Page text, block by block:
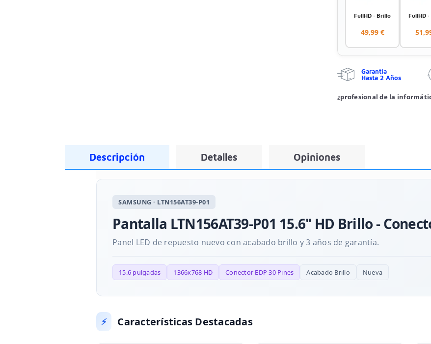
FullHD · Brillo
49,99 €
FullHD
Garantía
Hasta 2 Años
¿profesional de la
Descripción Detalles Opiniones
SAMSUNG · LTN156AT39-P01
Pantalla LTN156AT39-P01 15.6" HD Brillo -
Panel LED de repuesto nuevo con acabado brillo y 3 años de garantía.
15.6 pulgadas 1366x768 HD Conector EDP 30 Pines Acabado Brillo Nueva
⚡ Características Destacadas